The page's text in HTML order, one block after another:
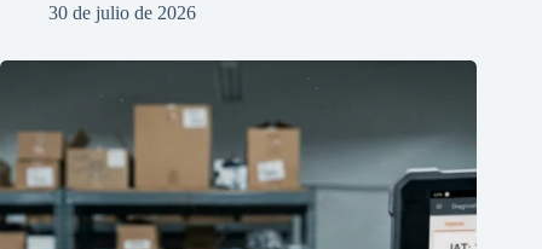
30 de julio de 2026